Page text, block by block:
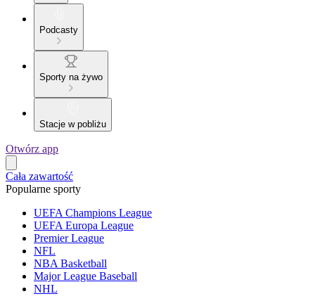
Podcasty
Sporty na żywo
Stacje w pobliżu
Otwórz app
Cała zawartość
Popularne sporty
UEFA Champions League
UEFA Europa League
Premier League
NFL
NBA Basketball
Major League Baseball
NHL